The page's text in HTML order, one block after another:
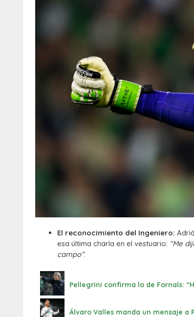
El reconocimiento del Ingeniero:
esa última charla en el vestuario: “Me
campo”.
Pellegrini confirma lo de Fornals:
Álvaro Valles manda un mensaje a